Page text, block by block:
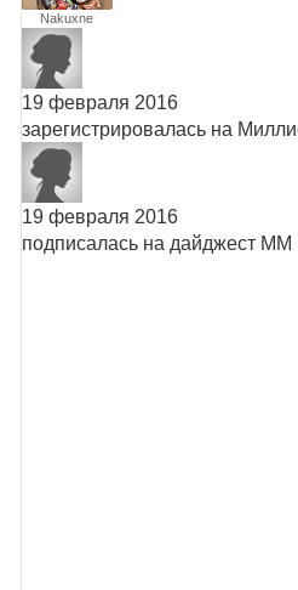
Nakuxne
19 февраля 2016
зарегистрировалась на
19 февраля 2016
подписалась на дайджест ММ